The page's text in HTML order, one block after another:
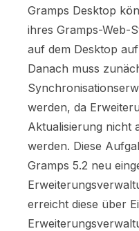
Gramps Desktop
ihres Gramps-Web-
auf dem Desktop
Danach muss
werden, da
Aktualisierung nicht
werden. Diese
Gramps 5.2 neu
erreicht diese über